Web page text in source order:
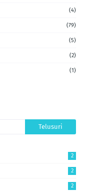
(4)
(79)
(5)
(2)
(1)
2
2
2